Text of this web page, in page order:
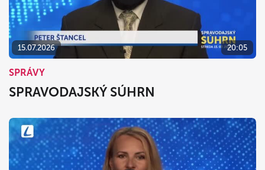
15.07.2026 20:05
SPRÁVY
SPRAVODAJSKÝ SÚHRN